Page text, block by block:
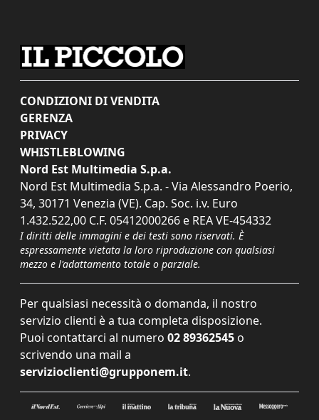
CONDIZIONI DI VENDITA
GERENZA
PRIVACY
WHISTLEBLOWING
Nord Est Multimedia S.p.a.
Nord Est Multimedia S.p.a. - Via Alessandro Poerio,
34, 30171 Venezia (VE). Cap. Soc. i.v. Euro
1.432.522,00 C.F. 05412000266 e REA VE-454332
I diritti delle immagini e dei testi sono riservati. È
espressamente vietata la loro riproduzione con qualsiasi
mezzo e l'adattamento totale o parziale.
Per qualsiasi necessità o domanda, il nostro
servizio clienti è a tua completa disposizione.
Puoi contattarci al numero 02 89362545 o
scrivendo una mail a
servizioclienti@grupponem.it.